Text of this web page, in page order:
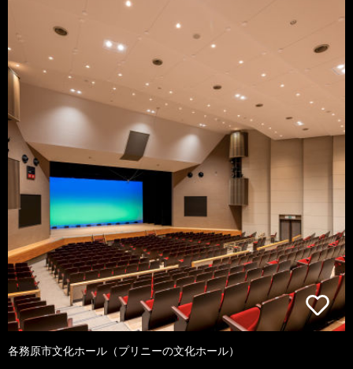
各務原市文化ホール（プリニーの文化ホール）